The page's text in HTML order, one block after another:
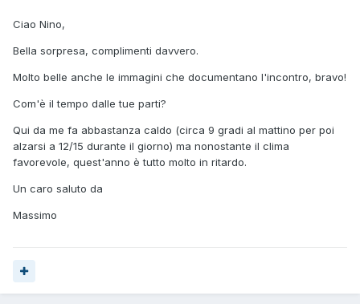
Ciao Nino,
Bella sorpresa, complimenti davvero.
Molto belle anche le immagini che documentano l'incontro, bravo!
Com'è il tempo dalle tue parti?
Qui da me fa abbastanza caldo (circa 9 gradi al mattino per poi
alzarsi a 12/15 durante il giorno) ma nonostante il clima
favorevole, quest'anno è tutto molto in ritardo.
Un caro saluto da
Massimo